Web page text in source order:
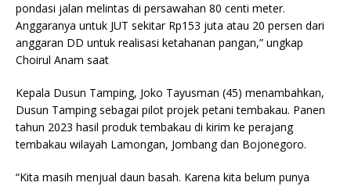
pondasi jalan melintas di persawahan 80 centi meter.
Anggaranya untuk JUT sekitar Rp153 juta atau 20 persen dari
anggaran DD untuk realisasi ketahanan pangan,” ungkap
Choirul Anam saat
Kepala Dusun Tamping, Joko Tayusman (45) menambahkan,
Dusun Tamping sebagai pilot projek petani tembakau. Panen
tahun 2023 hasil produk tembakau di kirim ke perajang
tembakau wilayah Lamongan, Jombang dan Bojonegoro.
“Kita masih menjual daun basah. Karena kita belum punya